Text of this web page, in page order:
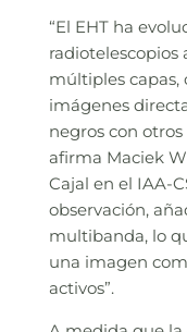
“El EHT ha
radiotelescopios
múltiples capas,
imágenes
negros con
afirma Maciek
Cajal en el IAA-
observación,
multibanda, lo
una imagen
activos”.